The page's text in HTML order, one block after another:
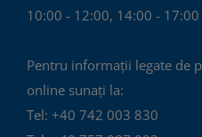
10:00 - 12:00, 14:00 - 17:00
Pentru informații legate de
online sunați la:
Tel: +40 742 003 830